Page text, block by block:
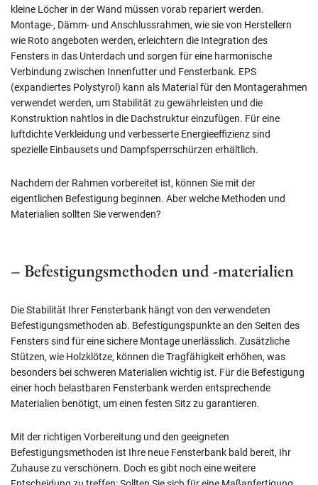
kleine Löcher in der Wand müssen vorab repariert werden.
Montage-, Dämm- und Anschlussrahmen, wie sie von Herstellern
wie Roto angeboten werden, erleichtern die Integration des
Fensters in das Unterdach und sorgen für eine harmonische
Verbindung zwischen Innenfutter und Fensterbank. EPS
(expandiertes Polystyrol) kann als Material für den Montagerahmen
verwendet werden, um Stabilität zu gewährleisten und die
Konstruktion nahtlos in die Dachstruktur einzufügen. Für eine
luftdichte Verkleidung und verbesserte Energieeffizienz sind
spezielle Einbausets und Dampfsperrschürzen erhältlich.
Nachdem der Rahmen vorbereitet ist, können Sie mit der
eigentlichen Befestigung beginnen. Aber welche Methoden und
Materialien sollten Sie verwenden?
– Befestigungsmethoden und -materialien
Die Stabilität Ihrer Fensterbank hängt von den verwendeten
Befestigungsmethoden ab. Befestigungspunkte an den Seiten des
Fensters sind für eine sichere Montage unerlässlich. Zusätzliche
Stützen, wie Holzklötze, können die Tragfähigkeit erhöhen, was
besonders bei schweren Materialien wichtig ist. Für die Befestigung
einer hoch belastbaren Fensterbank werden entsprechende
Materialien benötigt, um einen festen Sitz zu garantieren.
Mit der richtigen Vorbereitung und den geeigneten
Befestigungsmethoden ist Ihre neue Fensterbank bald bereit, Ihr
Zuhause zu verschönern. Doch es gibt noch eine weitere